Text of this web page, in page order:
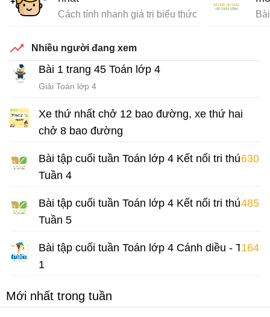
Cách tính nhanh giá trị biểu thức
Nhiều người đang xem
Bài 1 trang 45 Toán lớp 4
Giải Toán lớp 4
Xe thứ nhất chở 12 bao đường, xe thứ hai
chở 8 bao đường
Bài tập cuối tuần Toán lớp 4 Kết nối tri thức -
Tuần 4
630
Bài tập cuối tuần Toán lớp 4 Kết nối tri thức -
Tuần 5
485
Bài tập cuối tuần Toán lớp 4 Cánh diều - Tuần
1
164
Mới nhất trong tuần